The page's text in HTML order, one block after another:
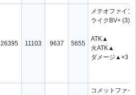
26395 11103 9637 5655
メテオファイア
ライクBV+ (3)
ATK▲
火ATK▲
ダメージ▲×3
コメットファイ